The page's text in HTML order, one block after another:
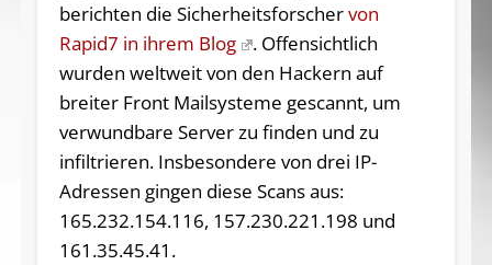
berichten die Sicherheitsforschervon
Rapid7 in ihrem Blog
. Offensichtlich
wurden weltweit von den Hackern auf
breiter Front Mailsysteme gescannt, um
verwundbare Server zu finden und zu
infiltrieren. Insbesondere von drei IP-
Adressen gingen diese Scans aus:
165.232.154.116, 157.230.221.198 und
161.35.45.41.